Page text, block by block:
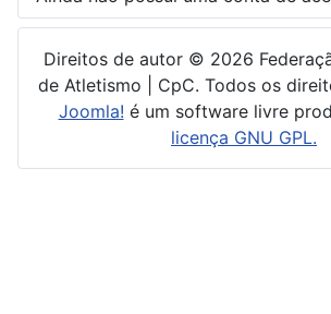
Direitos de autor © 2026
de Atletismo | CpC. Todos os
Joomla! é um software livre
licença GNU GPL.